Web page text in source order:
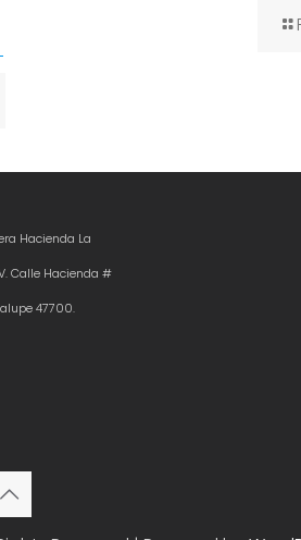
Hacienda La
Calle Hacienda #
47700.